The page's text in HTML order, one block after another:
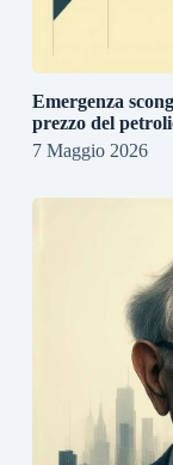
Emergenza
prezzo del
7 Maggio 2026